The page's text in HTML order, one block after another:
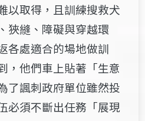
以取得，且訓練搜救犬
狹縫、障礙與穿越環
各處適合的場地做訓
，他們車上貼著「生意
了諷刺政府單位雖然投
必須不斷出任務「展現